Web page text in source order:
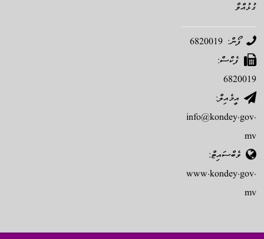
ގުޅުއްވާ
ފޯން: 6820019
ފެކްސް:
6820019
އީމެއިލް:
info@kondey.gov.
mv
ވެބްސައިޓް:
www.kondey.gov.
mv